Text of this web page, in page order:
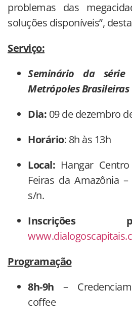
problemas das
soluções disponíveis”,
Serviço:
Seminário da série
Metrópoles Brasileiras
Dia: 09 de dezembro
Horário: 8h às 13h
Local: Hangar
Feiras da Amazônia
s/n.
Inscrições
Programação
8h-9h–
coffee